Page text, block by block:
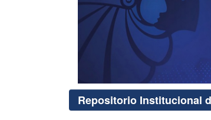
Repositorio Institucional